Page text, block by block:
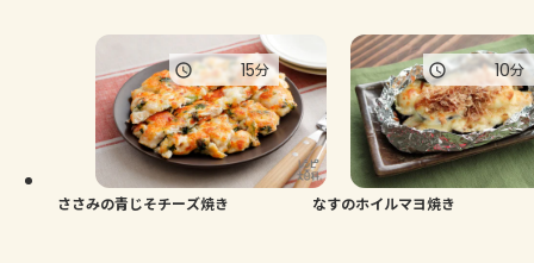
トーク
よくあるお問い合わせ
お買い物
ささみの青じそチーズ焼き
15分
なすのホイルマヨ焼き
10分